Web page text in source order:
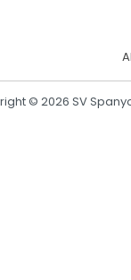
© 2026 SV